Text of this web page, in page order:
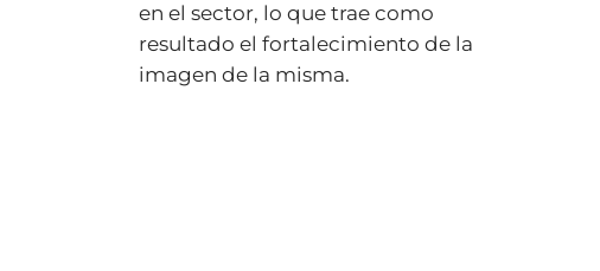
en el sector, lo que trae como
resultado el fortalecimiento de la
imagen de la misma.